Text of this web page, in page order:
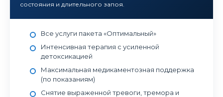
состояния и длительного запоя.
Все услуги пакета «Оптимальный»
Интенсивная терапия с усиленной
детоксикацией
Максимальная медикаментозная поддержка
(по показаниям)
Снятие выраженной тревоги, тремора и